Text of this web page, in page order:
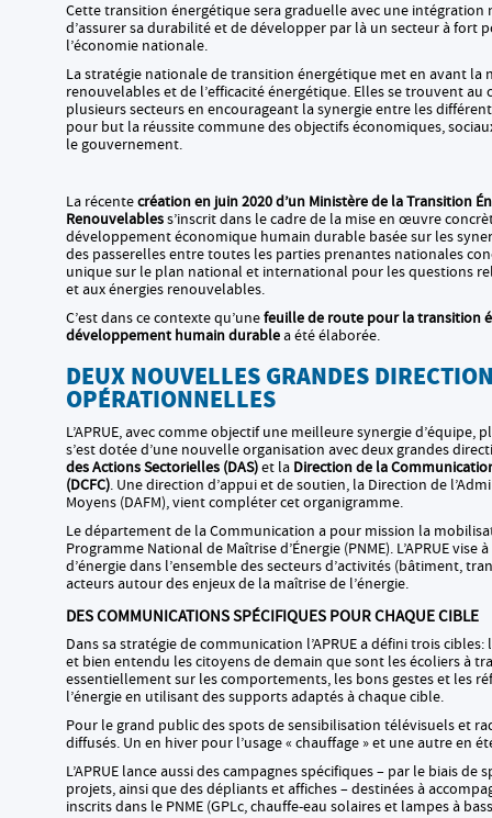
Cette transition énergétique sera graduelle avec une intégration
d’assurer sa durabilité et de développer par là un secteur à fort
l’économie nationale.
La stratégie nationale de transition énergétique met en avant la
renouvelables et de l’efficacité énergétique. Elles se trouvent
plusieurs secteurs en encourageant la synergie entre les
pour but la réussite commune des objectifs économiques,
le gouvernement.
La récentecréation en juin 2020 d’un Ministère de la Transition
Renouvelabless’inscrit dans le cadre de la mise en œuvre
développement économique humain durable basée sur les
des passerelles entre toutes les parties prenantes nationales
unique sur le plan national et international pour les questions
et aux énergies renouvelables.
C’est dans ce contexte qu’unefeuille de route pour la transition
développement humain durable a été élaborée.
DEUX NOUVELLES GRANDES
OPÉRATIONNELLES
L’APRUE, avec comme objectif une meilleure synergie d’équipe,
s’est dotée d’une nouvelle organisation avec deux grandes
des Actions Sectorielles (DAS)et la Direction de la
(DCFC). Une direction d’appui et de soutien, la Direction de
Moyens (DAFM), vient compléter cet organigramme.
Le département de la Communication a pour mission la
Programme National de Maîtrise d’Énergie (PNME). L’APRUE
d’énergie dans l’ensemble des secteurs d’activités (bâtiment,
acteurs autour des enjeux de la maîtrise de l’énergie.
DES COMMUNICATIONS SPÉCIFIQUES POUR CHAQUE CIBLE
Dans sa stratégie de communication l’APRUE a défini trois
et bien entendu les citoyens de demain que sont les écoliers à
essentiellement sur les comportements, les bons gestes et les
l’énergie en utilisant des supports adaptés à chaque cible.
Pour le grand public des spots de sensibilisation télévisuels et
diffusés. Un en hiver pour l’usage « chauffage » et une autre en
L’APRUE lance aussi des campagnes spécifiques – par le biais
projets, ainsi que des dépliants et affiches – destinées à
inscrits dans le PNME (GPLc, chauffe-eau solaires et lampes à